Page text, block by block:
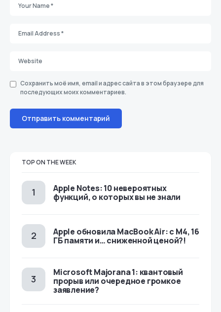
Сохранить моё имя, email и адрес сайта в этом браузере для
последующих моих комментариев.
TOP ON THE WEEK
Apple Notes: 10 невероятных
функций, о которых вы не знали
Apple обновила MacBook Air: с M4, 16
ГБ памяти и… сниженной ценой?!
Microsoft Majorana 1: квантовый
прорыв или очередное громкое
заявление?